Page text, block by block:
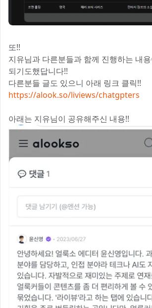
또!!
지유님과 다른분들과 함께 진행하는 내
되기도했답니다!!
다른분들 글도 있으니 아래 링크 클릭!!
https://alook.so/liviews/chatgpters
아래는 지유님이 공유해주신 내용!!